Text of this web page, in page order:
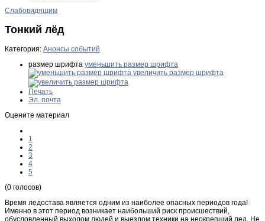
Слабовидящим
Тонкий лёд
Категория: Анонсы событий
размер шрифта уменьшить размер шрифта
увеличить размер шрифта
Печать
Эл. почта
Оцените материал
1
2
3
4
5
(0 голосов)
Время ледостава является одним из наиболее опасных периодов года!
Именно в этот период возникает наибольший риск происшествий,
обусловленный выходом людей и выездом техники на неокрепший лед. Не